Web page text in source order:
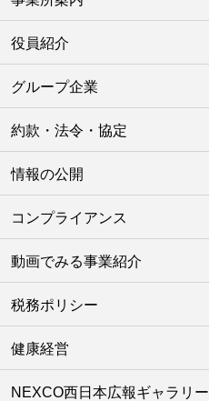
役員紹介
グループ企業
約款・法令・協定
情報の公開
コンプライアンス
動画でみる事業紹介
税務ポリシー
健康経営
NEXCO西日本広報ギャラリー